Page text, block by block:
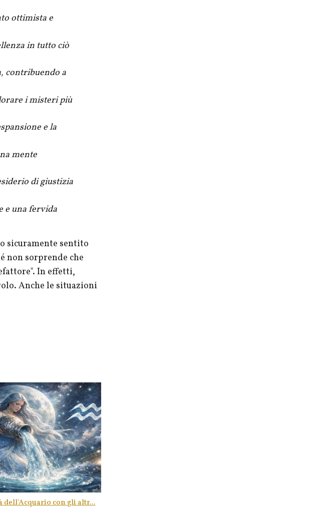
ottimista e
in tutto ciò
contribuendo a
i misteri più
e la
mente
di giustizia
e una fervida
sicuramente sentito
non sorprende che
In effetti,
Anche le situazioni
dell'Acquario con gli altr...